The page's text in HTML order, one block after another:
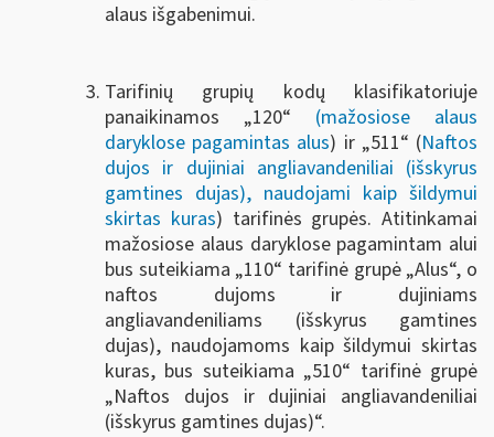
alaus išgabenimui.
Tarifinių grupių kodų klasifikatoriuje
panaikinamos „120“ (mažosiose alaus
daryklose pagamintas alus) ir „511“ (Naftos
dujos ir dujiniai angliavandeniliai (išskyrus
gamtines dujas), naudojami kaip šildymui
skirtas kuras) tarifinės grupės. Atitinkamai
mažosiose alaus daryklose pagamintam alui
bus suteikiama „110“ tarifinė grupė „Alus“, o
naftos dujoms ir dujiniams
angliavandeniliams (išskyrus gamtines
dujas), naudojamoms kaip šildymui skirtas
kuras, bus suteikiama „510“ tarifinė grupė
„Naftos dujos ir dujiniai angliavandeniliai
(išskyrus gamtines dujas)“.